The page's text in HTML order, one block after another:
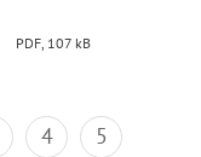
PDF, 107 kB
4
5